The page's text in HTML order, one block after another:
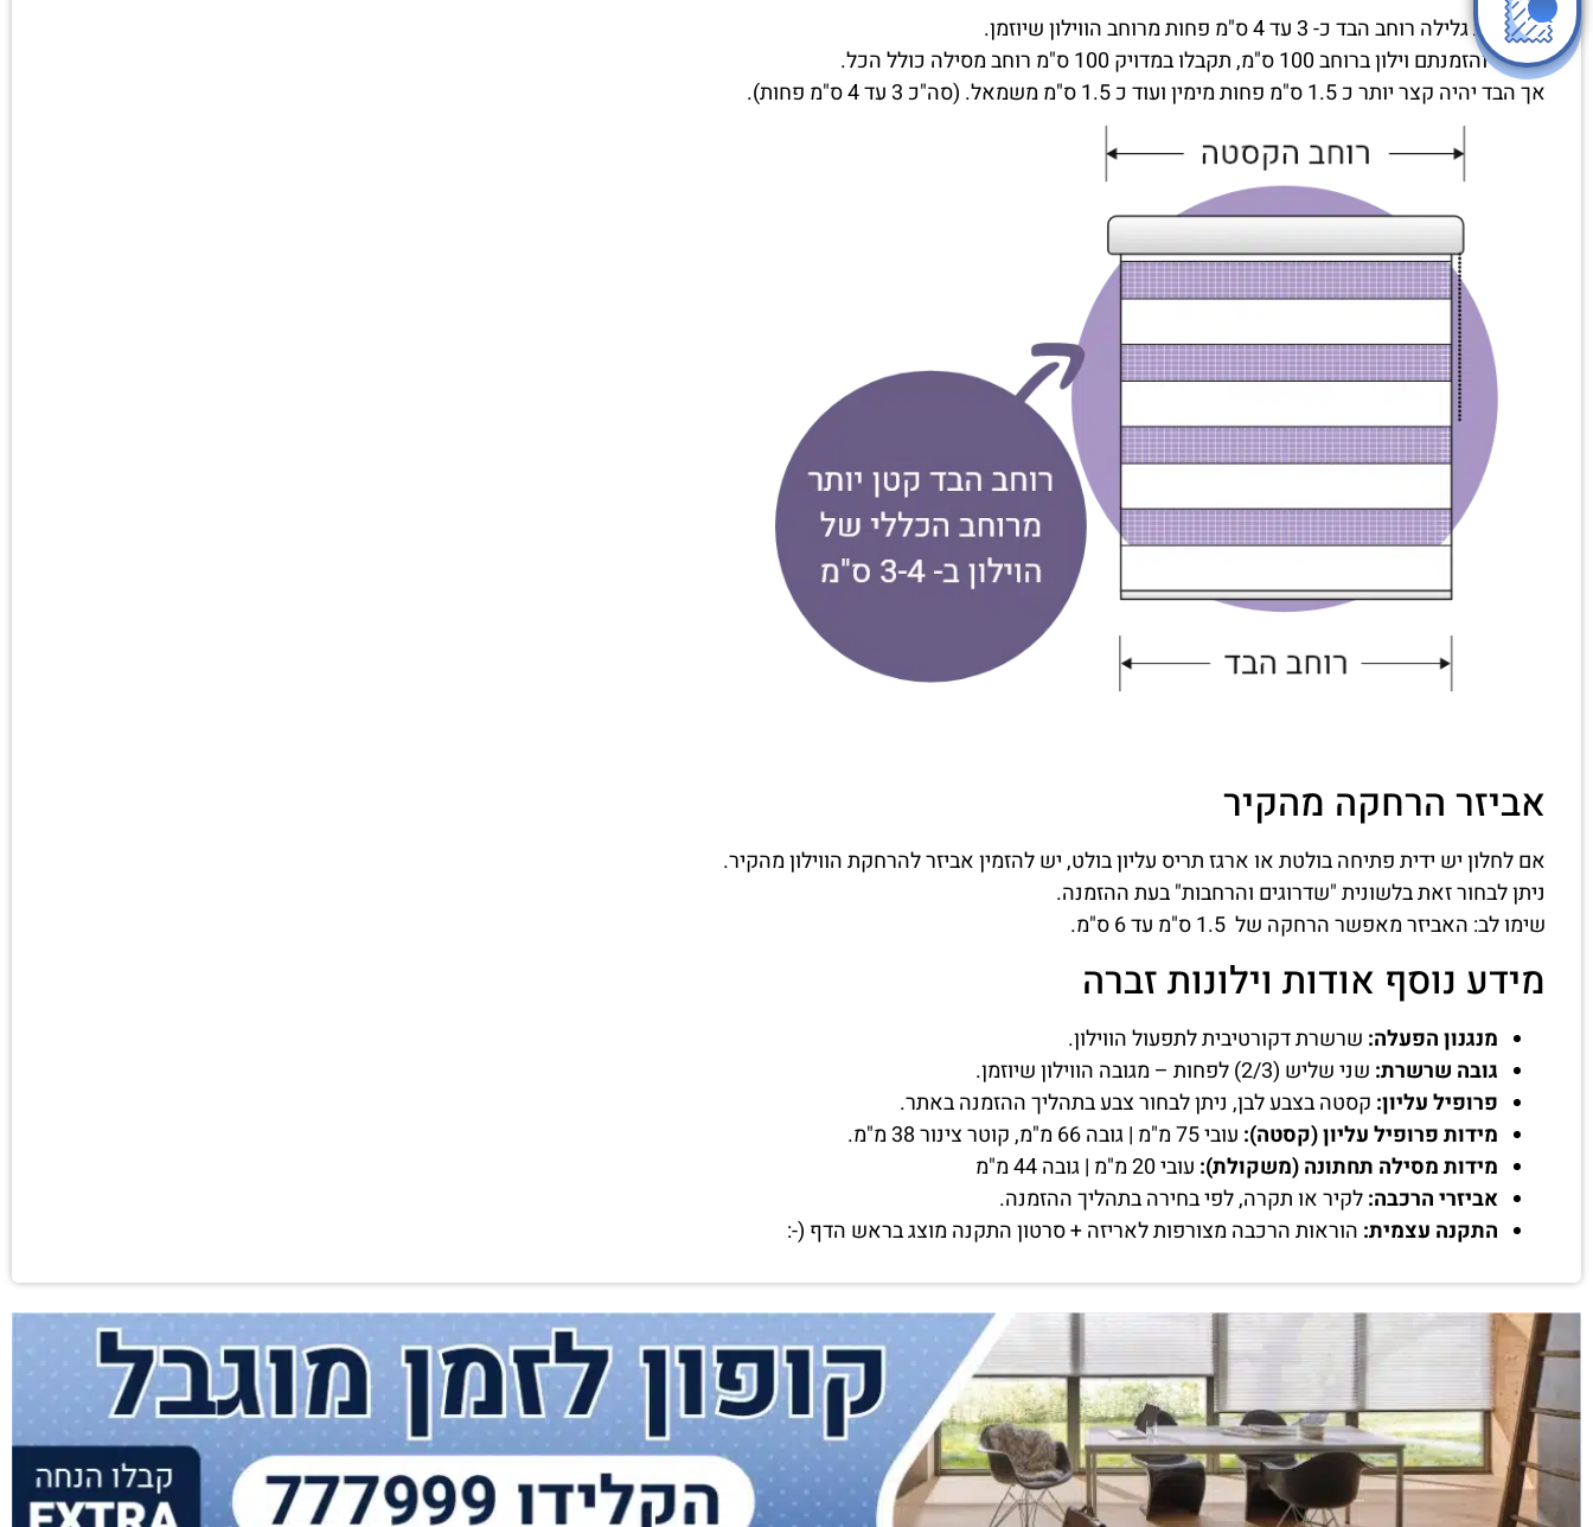
בווילונות גלילה רוחב הבד כ- 3 עד 4 ס"מ פחות מרוחב הווילון שיוזמן.
במידה והזמנתם וילון ברוחב 100 ס"מ, תקבלו במדויק 100 ס"מ רוחב מסילה כולל הכל.
אך הבד יהיה קצר יותר כ 1.5 ס"מ פחות מימין ועוד כ 1.5 ס"מ משמאל. (סה"כ 3 עד 4 ס"מ פחות).
אביזר הרחקה מהקיר
אם לחלון יש ידית פתיחה בולטת או ארגז תריס עליון בולט, יש להזמין אביזר להרחקת הווילון מהקיר.
ניתן לבחור זאת בלשונית "שדרוגים והרחבות" בעת ההזמנה.
שימו לב: האביזר מאפשר הרחקה של 1.5 ס"מ עד 6 ס"מ.
מידע נוסף אודות וילונות זברה
מנגנון הפעלה: שרשרת דקורטיבית לתפעול הווילון.
גובה שרשרת: שני שליש (2/3) לפחות – מגובה הווילון שיוזמן.
פרופיל עליון: קסטה בצבע לבן, ניתן לבחור צבע בתהליך ההזמנה באתר.
מידות פרופיל עליון (קסטה): עובי 75 מ"מ | גובה 66 מ"מ, קוטר צינור 38 מ"מ.
מידות מסילה תחתונה (משקולת): עובי 20 מ"מ | גובה 44 מ"מ
אביזרי הרכבה:לקיר או תקרה, לפי בחירה בתהליך ההזמנה.
התקנה עצמית: הוראות הרכבה מצורפות לאריזה + סרטון התקנה מוצג בראש הדף (-: